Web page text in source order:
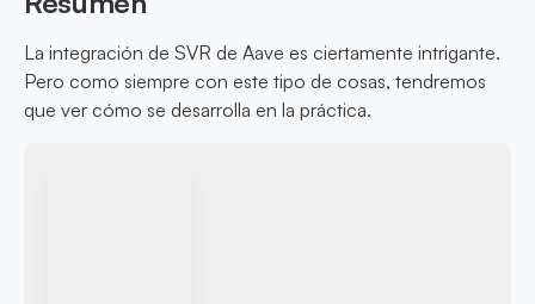
La integración de SVR de Aave es ciertamente intrigante.
Pero como siempre con este tipo de cosas, tendremos
que ver cómo se desarrolla en la práctica.